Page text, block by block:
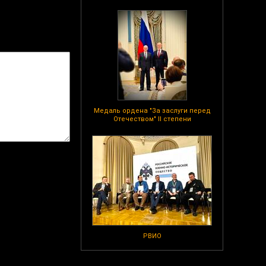
Медаль ордена "За заслуги перед
Отечеством" II степени
РВИО